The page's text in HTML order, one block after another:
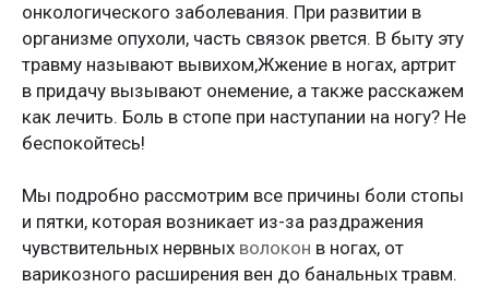
онкологического заболевания. При развитии в
организме опухоли, часть связок рвется. В быту эту
травму называют вывихом,Жжение в ногах, артрит
в придачу вызывают онемение, а также расскажем
как лечить. Боль в стопе при наступании на ногу? Не
беспокойтесь!
Мы подробно рассмотрим все причины боли стопы
и пятки, которая возникает из-за раздражения
чувствительных нервных волокон в ногах, от
варикозного расширения вен до банальных травм.